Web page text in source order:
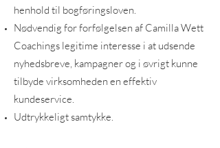
henhold til bogføringsloven.
Nødvendig for forfølgelsen af Camilla Wett
Coachings legitime interesse i at udsende
nyhedsbreve, kampagner og i øvrigt kunne
tilbyde virksomheden en effektiv
kundeservice.
Udtrykkeligt samtykke.